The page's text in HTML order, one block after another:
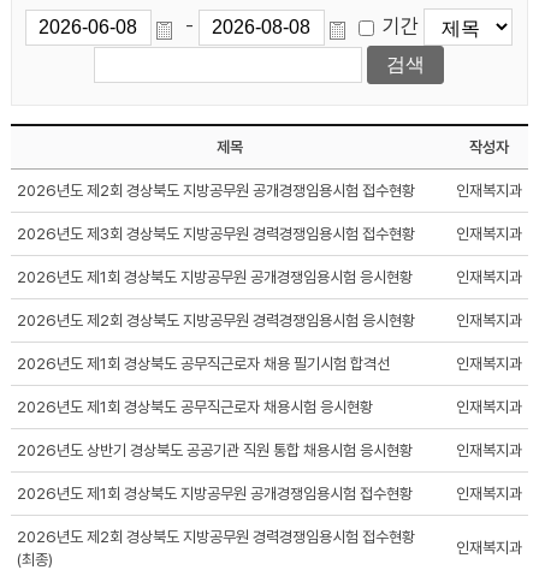
- 기간
제목 작성자
2026년도 제2회 경상북도 지방공무원 공개경쟁임용시험 접수현황 인재복지과
2026년도 제3회 경상북도 지방공무원 경력경쟁임용시험 접수현황 인재복지과
2026년도 제1회 경상북도 지방공무원 공개경쟁임용시험 응시현황 인재복지과
2026년도 제2회 경상북도 지방공무원 경력경쟁임용시험 응시현황 인재복지과
2026년도 제1회 경상북도 공무직근로자 채용 필기시험 합격선 인재복지과
2026년도 제1회 경상북도 공무직근로자 채용시험 응시현황 인재복지과
2026년도 상반기 경상북도 공공기관 직원 통합 채용시험 응시현황 인재복지과
2026년도 제1회 경상북도 지방공무원 공개경쟁임용시험 접수현황 인재복지과
2026년도 제2회 경상북도 지방공무원 경력경쟁임용시험 접수현황
(최종)
인재복지과